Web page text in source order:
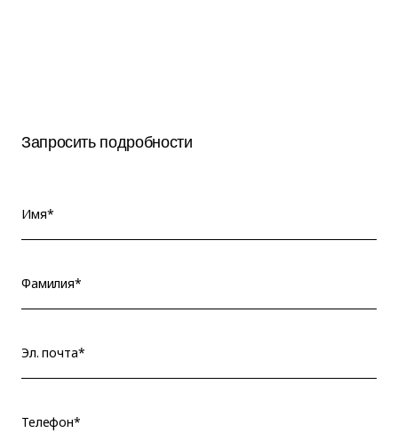
Запросить подробности
Имя*
Фамилия*
Эл. почта*
Телефон*